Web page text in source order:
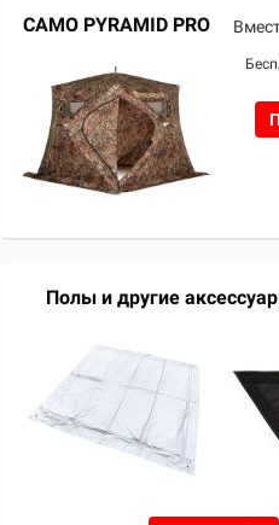
CAMO PYRAMID PRO
Полы и другие